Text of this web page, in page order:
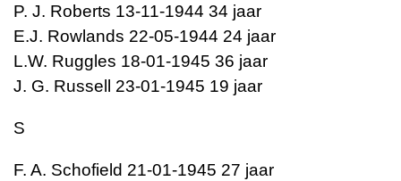
P. J. Roberts 13-11-1944 34 jaar
E.J. Rowlands 22-05-1944 24 jaar
L.W. Ruggles 18-01-1945 36 jaar
J. G. Russell 23-01-1945 19 jaar
S
F. A. Schofield 21-01-1945 27 jaar